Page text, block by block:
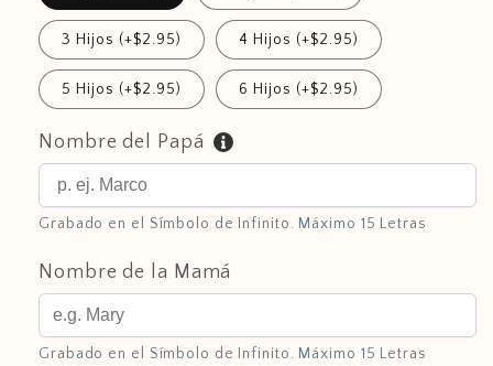
3 Hijos (+$2.95) 4 Hijos (+$2.95)
5 Hijos (+$2.95) 6 Hijos (+$2.95)
Nombre del Papá
Grabado en el Símbolo de Infinito. Máximo 15 Letras
Nombre de la Mamá
Grabado en el Símbolo de Infinito. Máximo 15 Letras